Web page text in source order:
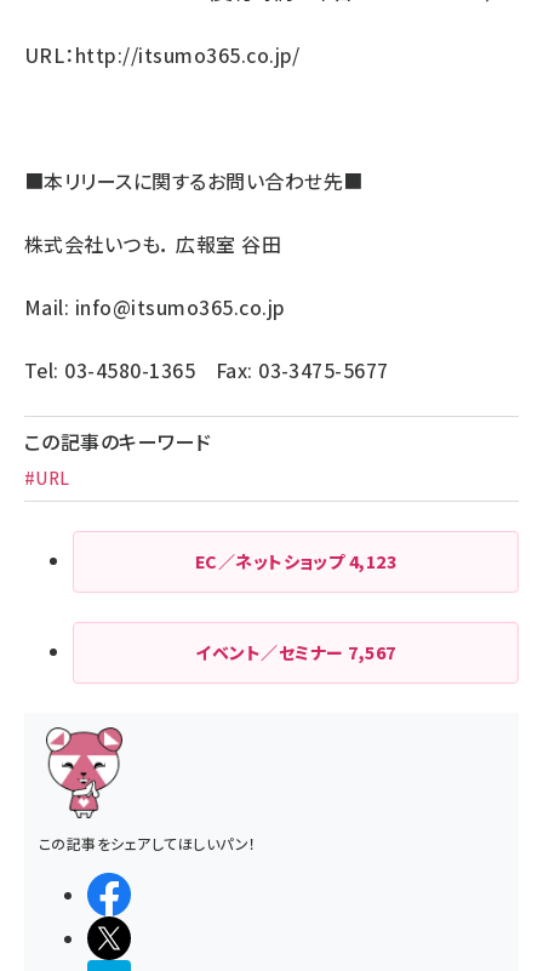
URL：http://itsumo365.co.jp/
■本リリースに関するお問い合わせ先■
株式会社いつも． 広報室 谷田
Mail: info@itsumo365.co.jp
Tel: 03-4580-1365 Fax: 03-3475-5677
この記事のキーワード
#URL
EC／ネットショップ4,123
イベント／セミナー 7,567
この記事をシェアしてほしいパン！